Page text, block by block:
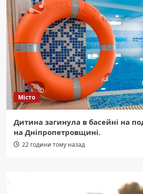
Місто
Дитина загинула в басейні на
на Дніпропетровщині.
22 години тому назад